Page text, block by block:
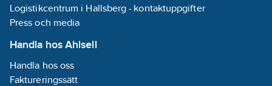
Logistikcentrum i Hallsberg - kontaktuppgifter
Press och media
Handla hos Ahlsell
Handla hos oss
Faktureringssätt